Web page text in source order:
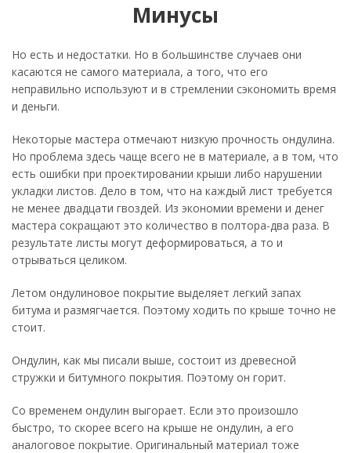
Минусы
Но есть и недостатки. Но в большинстве случаев они
касаются не самого материала, а того, что его
неправильно используют и в стремлении сэкономить время
и деньги.
Некоторые мастера отмечают низкую прочность ондулина.
Но проблема здесь чаще всего не в материале, а в том, что
есть ошибки при проектировании крыши либо нарушении
укладки листов. Дело в том, что на каждый лист требуется
не менее двадцати гвоздей. Из экономии времени и денег
мастера сокращают это количество в полтора-два раза. В
результате листы могут деформироваться, а то и
отрываться целиком.
Летом ондулиновое покрытие выделяет легкий запах
битума и размягчается. Поэтому ходить по крыше точно не
стоит.
Ондулин, как мы писали выше, состоит из древесной
стружки и битумного покрытия. Поэтому он горит.
Со временем ондулин выгорает. Если это произошло
быстро, то скорее всего на крыше не ондулин, а его
аналоговое покрытие. Оригинальный материал тоже